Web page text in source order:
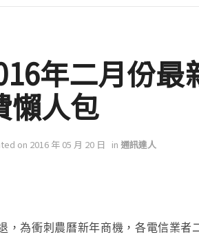
年二月份
懶人包
on 2016 年 05 月 20 日 in 通訊達人
，為衝刺農曆新年商機 ，各電信業者